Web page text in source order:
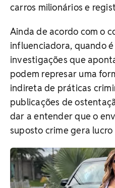
carros milionários e
Ainda de acordo com o
influenciadora, quando é
investigações que
podem represar uma
indireta de práticas
publicações de
dar a entender que o
suposto crime gera